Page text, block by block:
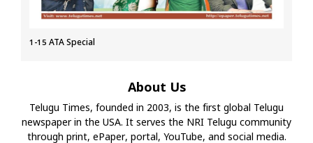
1-15 ATA Special
About Us
Telugu Times, founded in 2003, is the first global Telugu
newspaper in the USA. It serves the NRI Telugu community
through print, ePaper, portal, YouTube, and social media.